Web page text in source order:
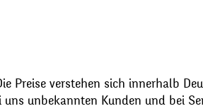
Preise verstehen sich innerhalb
unbekannten Kunden und bei